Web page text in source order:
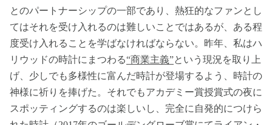
とのパートナーシップの一部であり、熱狂的なファンとし
てはそれを受け入れるのは難しいことではあるが、ある程
度受け入れることを学ばなければならない。昨年、私はハ
リウッドの時計にまつわる“商業主義”という現況を取り上
げ、少しでも多様性に富んだ時計が登場するよう、時計の
神様に祈りを捧げた。それでもアカデミー賞授賞式の夜に
スポッティングするのは楽しいし、完全に自発的につけら